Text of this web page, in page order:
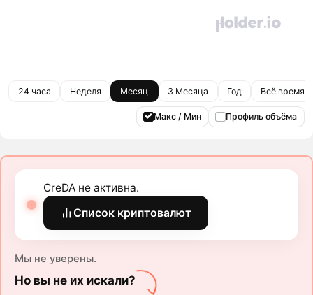
24 часа Неделя Месяц 3 Месяца Год Всё время
Макс / Мин Профиль объёма
CreDA не активна.
Список криптовалют
Мы не уверены.
Но вы не их искали?